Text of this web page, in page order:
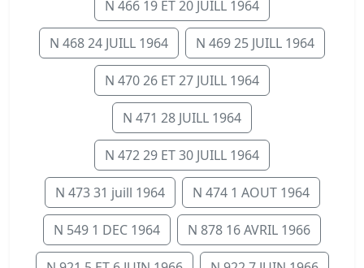
N 466 19 ET 20 JUILL 1964
N 468 24 JUILL 1964 N 469 25 JUILL 1964
N 470 26 ET 27 JUILL 1964
N 471 28 JUILL 1964
N 472 29 ET 30 JUILL 1964
N 473 31 juill 1964 N 474 1 AOUT 1964
N 549 1 DEC 1964 N 878 16 AVRIL 1966